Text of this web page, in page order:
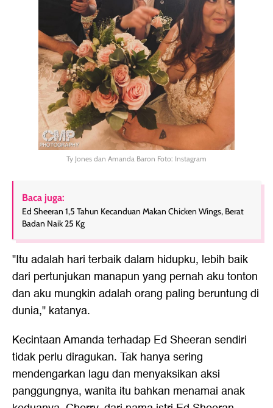
Ty Jones dan Amanda Baron Foto: Instagram
Baca juga:
Ed Sheeran 1,5 Tahun Kecanduan Makan Chicken Wings, Berat
Badan Naik 25 Kg
"Itu adalah hari terbaik dalam hidupku, lebih baik
dari pertunjukan manapun yang pernah aku tonton
dan aku mungkin adalah orang paling beruntung di
dunia," katanya.
Kecintaan Amanda terhadap Ed Sheeran sendiri
tidak perlu diragukan. Tak hanya sering
mendengarkan lagu dan menyaksikan aksi
panggungnya, wanita itu bahkan menamai anak